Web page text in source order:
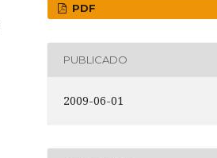
PDF
PUBLICADO
2009-06-01